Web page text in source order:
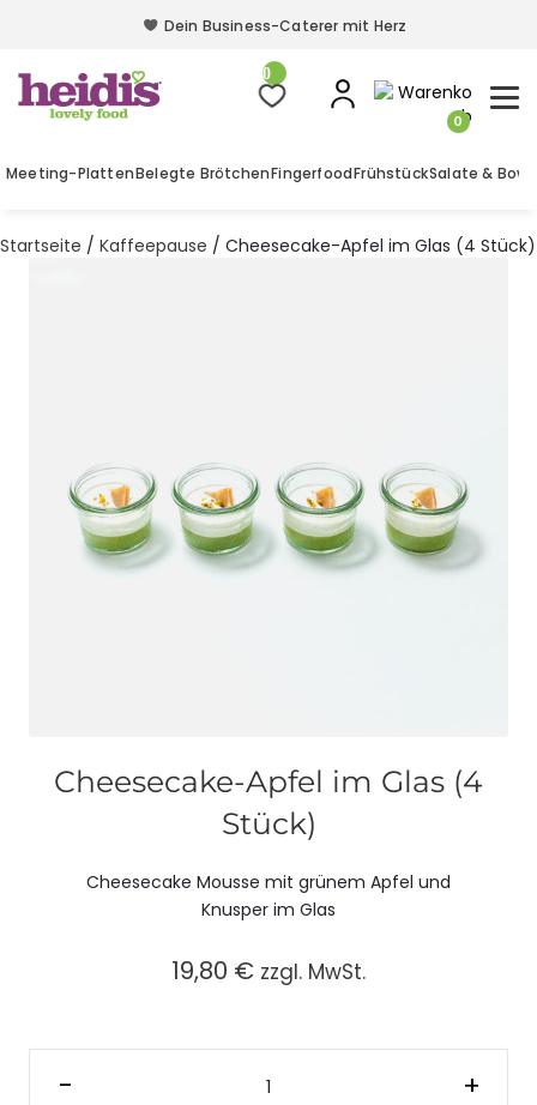
Dein Business-Caterer mit Herz
Dein Business-Caterer mit Herz
0
0
Meeting-PlattenBelegte BrötchenFingerfoodFrühstückSalate &
Startseite / Kaffeepause / Cheesecake-Apfel im Glas (4 Stück)
Cheesecake-Apfel im Glas (4
Stück)
Cheesecake Mousse mit grünem Apfel und
Knusper im Glas
19,80 € zzgl. MwSt.
-
Cheesecake-
+